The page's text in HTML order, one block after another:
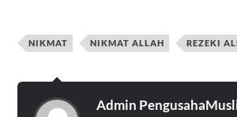
NIKMAT NIKMAT ALLAH REZEKI
Admin